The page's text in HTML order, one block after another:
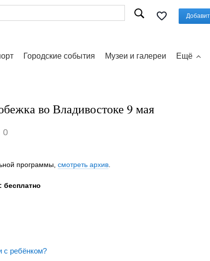
Городские события Музеи и галереи Ещё
во Владивостоке 9 мая
0
программы, смотреть архив
бесплатно
с ребёнком?